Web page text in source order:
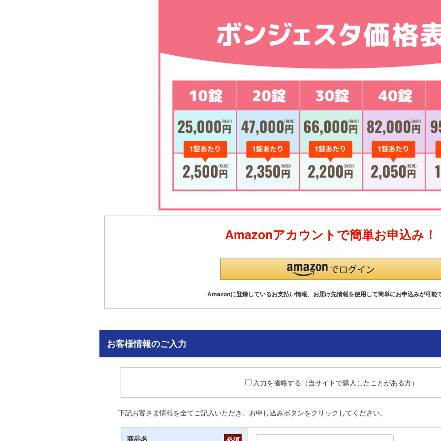
Amazonアカウントで簡単お申込み！
Amazonに登録しているお支払い情報、お届け先情報を使用して簡単にお申込みが可能
お客様情報のご入力
入力を省略する（当サイトで購入したことがある方）
下記お客さま情報を全てご記入いただき、お申し込みボタンをクリックしてください。
商品名